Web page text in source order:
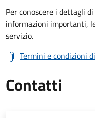
Per conoscere i dettagli
informazioni importanti,
servizio.
Termini e condizioni
Contatti